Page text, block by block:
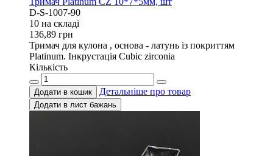
D-S-1007-90
10 на складi
136,89 грн
Тримач для кулона , основа - латунь із покриттям
Platinum. Інкрустація Cubic zirconia
Кількість
Додати в кошик Детальніше про товар
Додати в лист бажань